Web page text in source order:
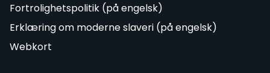
Fortrolighetspolitik (på engelsk)
Erklæring om moderne slaveri (på engelsk)
Webkort